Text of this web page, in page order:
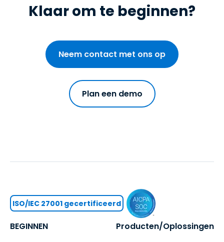
Klaar om te beginnen?
Neem contact met ons op
Plan een demo
BEGINNEN Producten/Oplossingen
ISO/IEC 27001 gecertificeerd